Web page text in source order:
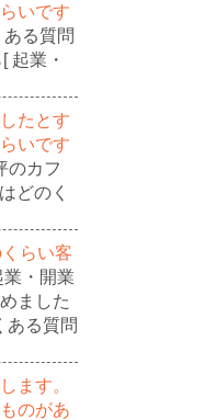
いです
る質問
起業・
たとす
いです
のカフ
どのく
らい客
業・開業
ました
ある質問
ます。
のがあ